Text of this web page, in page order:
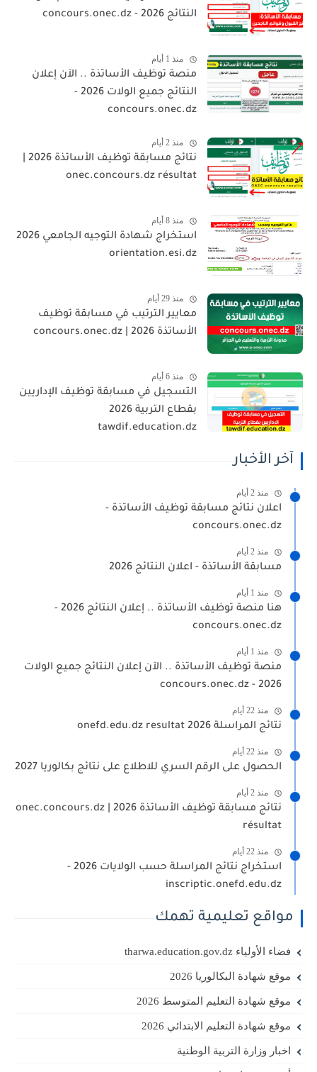
النتائج 2026 - concours.onec.dz
منذ 1 أيام
منصة توظيف الأساتذة .. الآن إعلان
النتائج جميع الولات 2026 -
concours.onec.dz
منذ 2 أيام
نتائج مسابقة توظيف الأساتذة 2026 |
onec.concours.dz résultat
منذ 8 أيام
استخراج شهادة التوجيه الجامعي 2026
orientation.esi.dz
منذ 29 أيام
معايير الترتيب في مسابقة توظيف
الأساتذة 2026 | concours.onec.dz
منذ 6 أيام
التسجيل في مسابقة توظيف الإداريين
بقطاع التربية 2026
tawdif.education.dz
آخر الأخبار
منذ 2 أيام
اعلان نتائج مسابقة توظيف الأساتذة -
concours.onec.dz
منذ 2 أيام
مسابقة الأساتذة - اعلان النتائج 2026
منذ 1 أيام
هنا منصة توظيف الأساتذة .. إعلان النتائج 2026 -
concours.onec.dz
منذ 1 أيام
منصة توظيف الأساتذة .. الآن إعلان النتائج جميع الولات
2026 - concours.onec.dz
منذ 22 أيام
نتائج المراسلة 2026 onefd.edu.dz resultat
منذ 22 أيام
الحصول على الرقم السري للاطلاع على نتائج بكالوريا 2027
منذ 2 أيام
نتائج مسابقة توظيف الأساتذة 2026 | onec.concours.dz
résultat
منذ 22 أيام
استخراج نتائج المراسلة حسب الولايات 2026 -
inscriptic.onefd.edu.dz
مواقع تعليمية تهمك
فضاء الأولياء tharwa.education.gov.dz
موقع شهادة البكالوريا 2026
موقع شهادة التعليم المتوسط 2026
موقع شهادة التعليم الابتدائي 2026
اخبار وزارة التربية الوطنية